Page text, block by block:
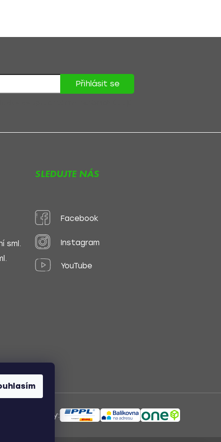
Přihlásit se
sml.
SLEDUJTE NÁS
Facebook
Instagram
YouTube
dopravy: